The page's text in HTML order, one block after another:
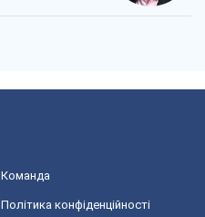
Команда
Політика конфіденційності